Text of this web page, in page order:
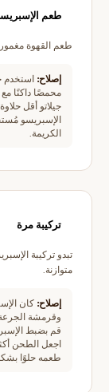
طعم
طعم القهوة مغمور
إصلاح: استخدم
محمصًا داكنًا
جيلاتو أقل
الإسبريسو
الكريمة.
تركيبة مرة
تبدو تركيبة
متوازنة.
إصلاح: كان
وقرمشة الجرعة
قم بضبط
اجعل الطحن
طعمه حلوًا